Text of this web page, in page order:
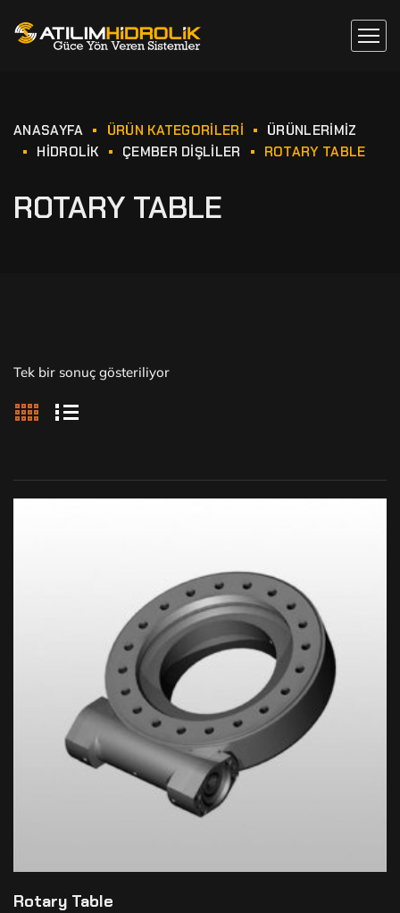
ANASAYFA ÜRÜN KATEGORILERI
ÜRÜNLERİMİZ
HİDROLİK
ÇEMBER DİŞLİLER ROTARY TABLE
ROTARY TABLE
Tek bir sonuç gösteriliyor
Rotary Table